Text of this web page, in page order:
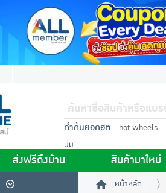
คำค้นยอดฮิต hot wheels
นุ่ม
ส่งฟรีถึงบ้าน สินค้ามาใหม่
หน้าหลัก